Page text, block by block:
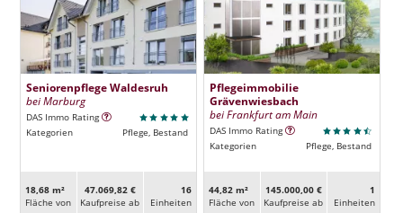
Seniorenpflege Waldesruh
bei Marburg
DAS Immo Rating
Kategorien
Pflege, Bestand
18,68 m²
Fläche von
47.069,82 €
Kaufpreise ab
16
Ein­heiten
Pflegeimmobilie
Grävenwiesbach
bei Frankfurt am Main
DAS Immo Rating
Kategorien
Pflege, Bestand
44,82 m²
Fläche von
145.000,00 €
Kaufpreise ab
1
Ein­heiten